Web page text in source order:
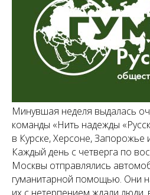
Минувшая неделя выдалась
команды «Нить надежды
в Курске, Херсоне, Запорожье
Каждый день с четверга по
Москвы отправлялись
гуманитарной помощью. Они